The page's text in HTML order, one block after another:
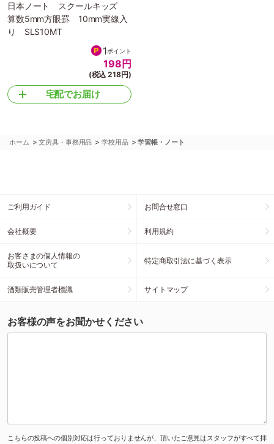
日本ノート スクールキッズ
算数5mm方眼罫 10mm実線入
り SLS10MT
1ポイント
198 円
(税込 218円)
宅配でお届け
ホーム >文房具・事務用品 >学校用品 >学習帳・ノート
ご利用ガイド お問合せ窓口
会社概要 利用規約
お客さまの個人情報の
取扱いについて
特定商取引法に基づく表示
酒類販売管理者標識 サイトマップ
お客様の声をお聞かせください
こちらの投稿への個別対応は行っておりませんが、頂いたご意見はスタッフがすべて拝